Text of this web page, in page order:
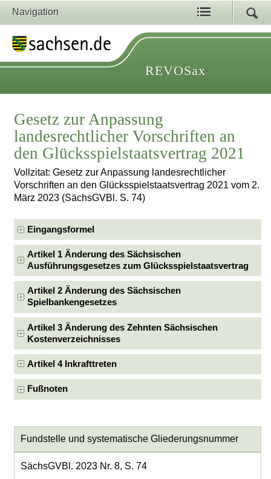
Navigation
REVOSax
Gesetz zur Anpassung
landesrechtlicher Vorschriften an
den Glücksspielstaatsvertrag 2021
Vollzitat: Gesetz zur Anpassung landesrechtlicher
Vorschriften an den Glücksspielstaatsvertrag 2021 vom 2.
März 2023 (SächsGVBl. S. 74)
Eingangsformel
Artikel 1 Änderung des Sächsischen
Ausführungsgesetzes zum Glücksspielstaatsvertrag
Artikel 2 Änderung des Sächsischen
Spielbankengesetzes
Artikel 3 Änderung des Zehnten Sächsischen
Kostenverzeichnisses
Artikel 4 Inkrafttreten
Fußnoten
Fundstelle und systematische Gliederungsnummer
SächsGVBl. 2023 Nr. 8, S. 74